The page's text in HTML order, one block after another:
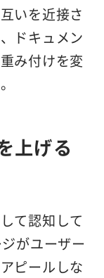
いを近接さ
ドキュメン
み付けを変
上げる
て認知して
がユーザー
ピールしな